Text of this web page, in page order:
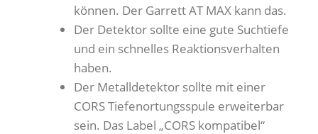
können. Der Garrett AT MAX kann das.
Der Detektor sollte eine gute Suchtiefe
und ein schnelles Reaktionsverhalten
haben.
Der Metalldetektor sollte mit einer
CORS Tiefenortungsspule erweiterbar
sein. Das Label „CORS kompatibel“